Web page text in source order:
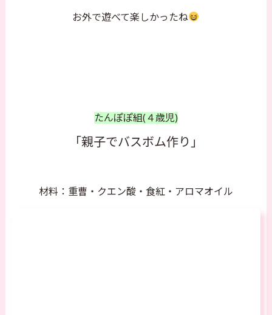
お外で遊べて楽しかったね
たんぽぽ組(４歳児)
「親子でバスボム作り」
材料：重曹・クエン酸・食紅・アロマオイル